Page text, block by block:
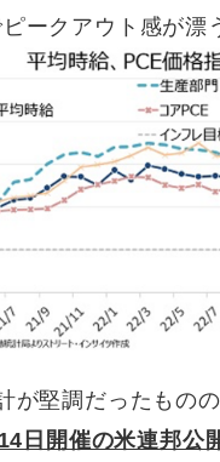
ークアウト感が漂
が堅調だったものの
日開催の米連邦公